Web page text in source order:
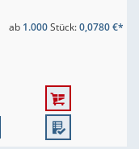
ab 1.000Stück:0,0780 €*